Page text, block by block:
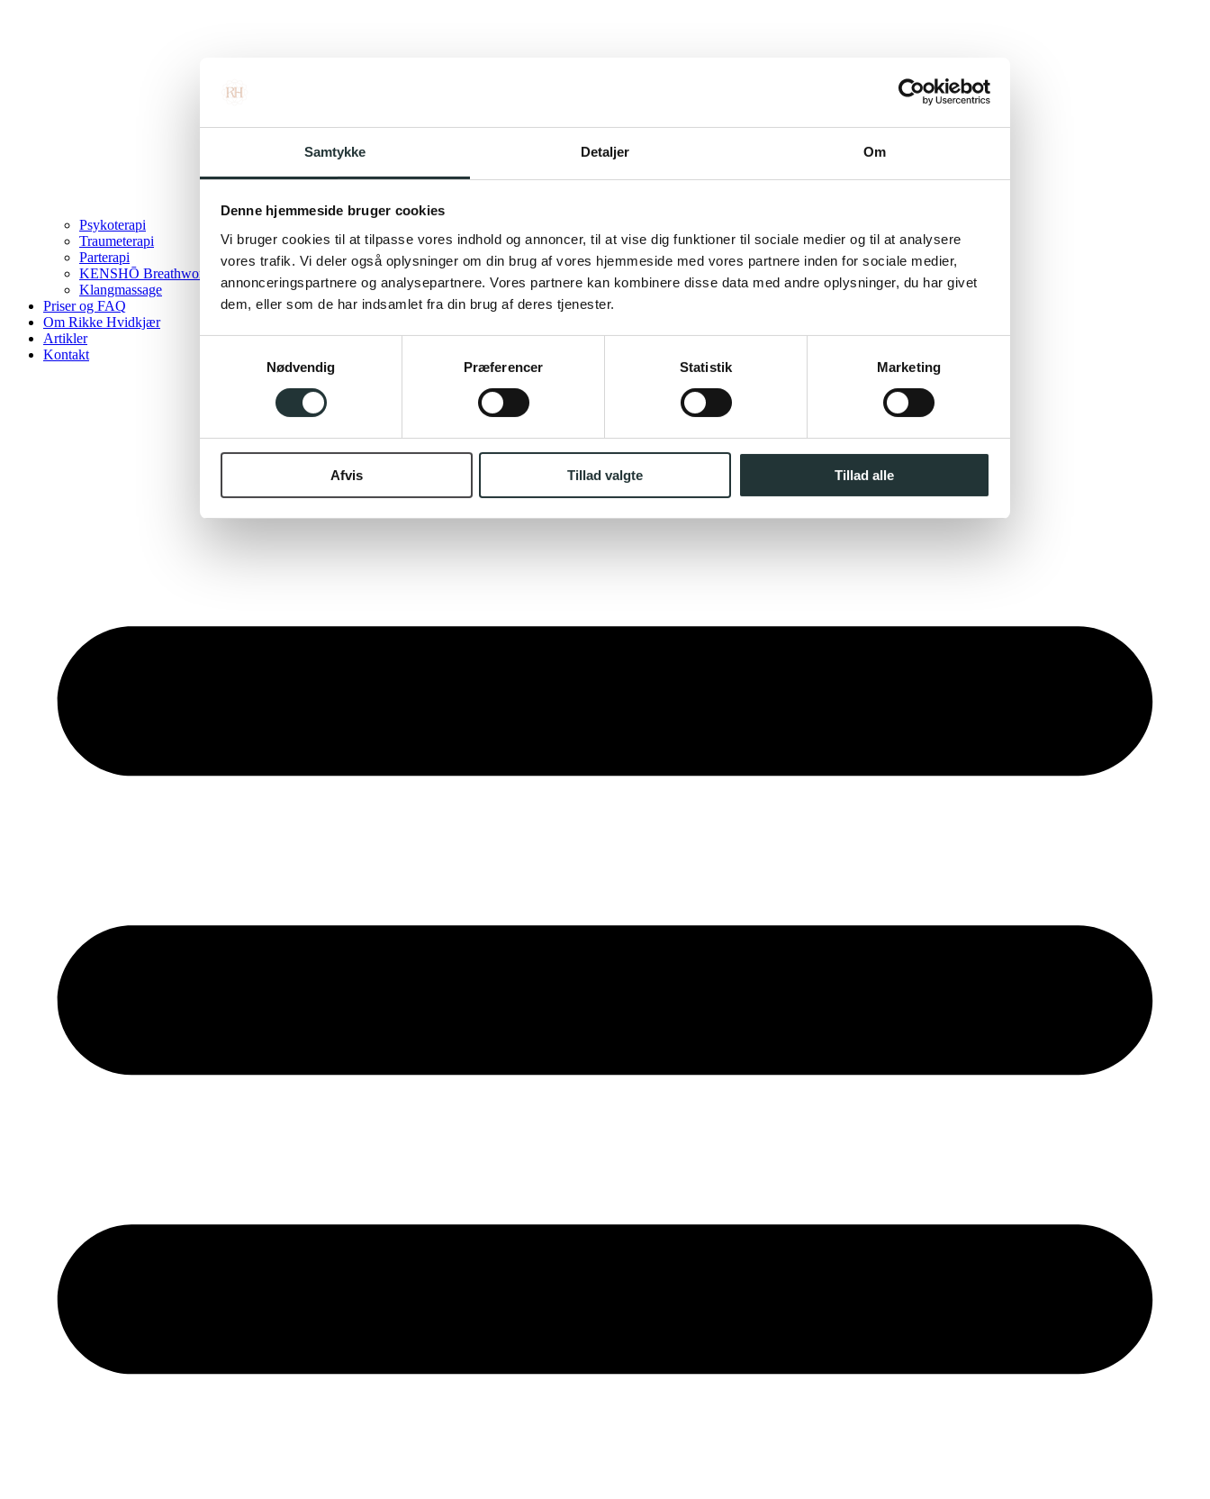
Samtykke Detaljer Om
Denne hjemmeside bruger cookies
Vi bruger cookies til at tilpasse vores indhold og annoncer, til at vise dig funktioner til sociale medier og til at analysere
vores trafik. Vi deler også oplysninger om din brug af vores hjemmeside med vores partnere inden for sociale medier,
annonceringspartnere og analysepartnere. Vores partnere kan kombinere disse data med andre oplysninger, du har givet
dem, eller som de har indsamlet fra din brug af deres tjenester.
Nødvendig
Præferencer Statistik Marketing
Afvis Tillad valgte Tillad alle
Psykoterapi
Traumeterapi
Parterapi
KENSHŌ Breathwork
Klangmassage
Priser og FAQ
Om Rikke Hvidkjær
Artikler
Kontakt